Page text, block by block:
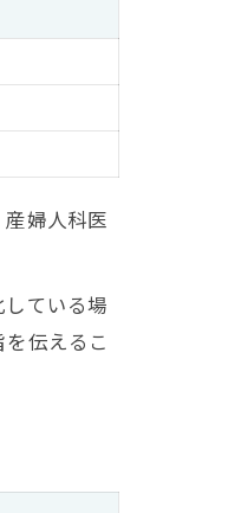
婦人科医
ている場
伝えるこ